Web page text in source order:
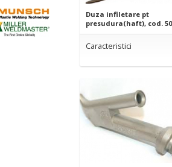
Duza infiletare pt
presudura(haft), cod.
Caracteristici